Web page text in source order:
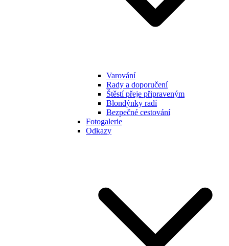
Varování
Rady a doporučení
Štěstí přeje připraveným
Blondýnky radí
Bezpečné cestování
Fotogalerie
Odkazy